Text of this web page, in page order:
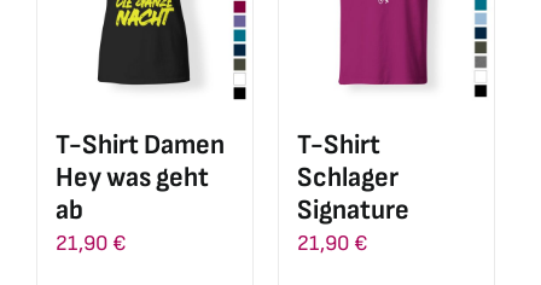
Die
Optionen
können
der
Produktseite
Optionen
können
auf
gewählt
werden
T-Shirt Damen
Hey was geht
ab
21,90 €
T-Shirt
Schlager
Signature
21,90 €